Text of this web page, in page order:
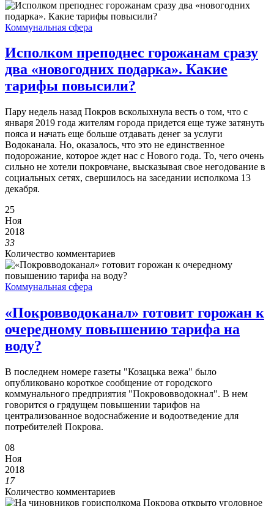
Коммунальная сфера
Исполком преподнес горожанам сразу
два «новогодних подарка». Какие
тарифы повысили?
Пару недель назад Покров всколыхнула весть о том, что с
января 2019 года жителям города придется еще туже затянуть
пояса и начать еще больше отдавать денег за услуги
Водоканала. Но, оказалось, что это не единственное
подорожание, которое ждет нас с Нового года. То, чего очень
сильно не хотели покровчане, высказывая свое негодование в
социальных сетях, свершилось на заседании исполкома 13
декабря.
25
Ноя
2018
33
Количество комментариев
Коммунальная сфера
«Покровводоканал» готовит горожан к
очередному повышению тарифа на
воду?
В последнем номере газеты "Козацька вежа" было
опубликовано короткое сообщение от городского
коммунального предприятия "Покрововводокнал". В нем
говорится о грядущем повышении тарифов на
централизованное водоснабжение и водоотведение для
потребителей Покрова.
08
Ноя
2018
17
Количество комментариев